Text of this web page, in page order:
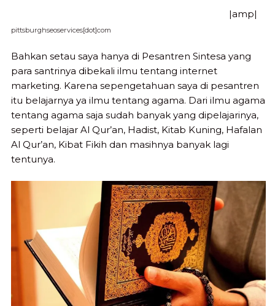
|amp|
pittsburghseoservices[dot]com
Bahkan setau saya hanya di Pesantren Sintesa yang
para santrinya dibekali ilmu tentang internet
marketing. Karena sepengetahuan saya di pesantren
itu belajarnya ya ilmu tentang agama. Dari ilmu agama
tentang agama saja sudah banyak yang dipelajarinya,
seperti belajar Al Qur’an, Hadist, Kitab Kuning, Hafalan
Al Qur’an, Kibat Fikih dan masihnya banyak lagi
tentunya.